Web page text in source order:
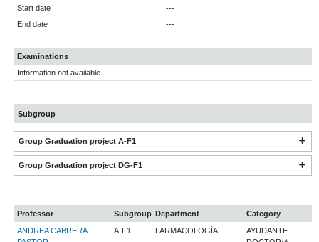
Start date
---
End date
---
Examinations
Information not available
Subgroup
Group Graduation project A-F1
Group Graduation project DG-F1
Professor Subgroup Department
Category
ANDREA CABRERA
A-F1 FARMACOLOGÍA
AYUDANTE